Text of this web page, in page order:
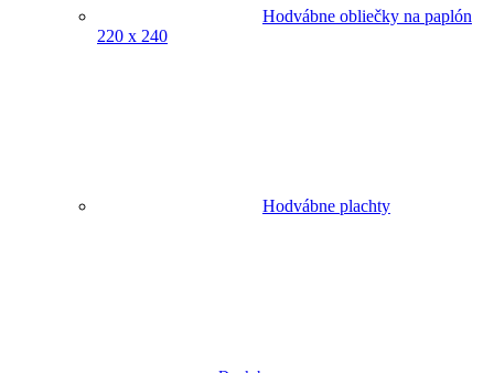
Hodvábne obliečky na paplón
220 x 240
Hodvábne plachty